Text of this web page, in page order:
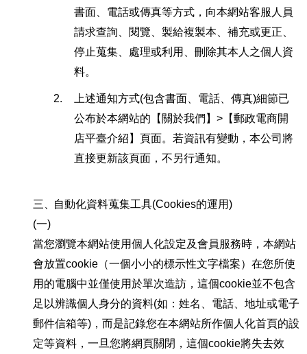
書面、電話或傳真等方式，向本網站客服人員
請求查詢、閱覽、製給複製本、補充或更正、
停止蒐集、處理或利用、刪除其本人之個人資
料。
2.
上述通知方式(包含書面、電話、傳真)細節已
公布於本網站的【關於我們】>【郵政電商開
店平臺介紹】頁面。若資訊有變動，本公司將
直接更新該頁面，不另行通知。
三、自動化資料蒐集工具(Cookies的運用)
(一)
當您瀏覽本網站使用個人化設定及會員服務時，本網站
會放置cookie（一個小小的標示性文字檔案）在您所使
用的電腦中並僅使用於單次造訪，這個cookie並不包含
足以辨識個人身分的資料(如：姓名、電話、地址或電子
郵件信箱等)，而是記錄您在本網站所作個人化首頁的設
定等資料，一旦您將網頁關閉，這個cookie將失去效